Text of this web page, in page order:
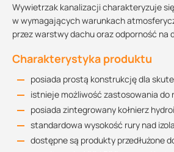
Wywietrzak kanalizacji charakteryzuje
w wymagających warunkach
przez warstwy dachu oraz odporność na
Charakterystyka produktu
posiada prostą konstrukcję dla
istnieje możliwość zastosowania do
posiada zintegrowany kołnierz
standardowa wysokość rury nad
dostępne są produkty przedłużone
kupując ten produkt u nas
Deklaracja własności
150.35 KB
Instrukcja montażu
522.57 KB
Rysunek techniczny